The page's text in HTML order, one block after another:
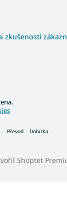
zkušenosti
Převod Dobírka
Shoptet